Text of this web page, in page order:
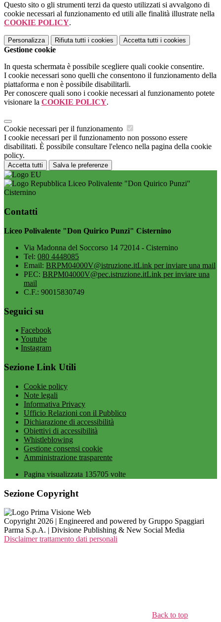
Questo sito o gli strumenti terzi da questo utilizzati si avvalgono di
cookie necessari al funzionamento ed utili alle finalità illustrate nella
COOKIE POLICY.
Personalizza Rifiuta tutti i cookies Accetta tutti i cookies
Gestione cookie
In questa schermata è possibile scegliere quali cookie consentire.
I cookie necessari sono quelli che consentono il funzionamento della
piattaforma e non è possibile disabilitarli.
Per conoscere quali sono i cookie necessari al funzionamento potete
visionare la COOKIE POLICY.
Cookie necessari per il funzionamento
I cookie necessari per il funzionamento non possono essere
disabilitati. È possibile consultare l'elenco nella pagina della cookie
policy.
Accetta tutti Salva le preferenze
Liceo Polivalente "Don Quirico Punzi"
Cisternino
Contatti
Liceo Polivalente "Don Quirico Punzi" Cisternino
Via Madonna del Soccorso 14 72014 - Cisternino
Tel: 080 4448085
Email: BRPM04000V@istruzione.itLink per inviare una mail
PEC: BRPM04000V@pec.istruzione.itLink per inviare una
mail
C.F.: 90015830749
Seguici su
Facebook
Youtube
Instagram
Sezione Link Utili
Cookie policy
Note legali
Informativa Privacy
Ufficio Relazioni con il Pubblico
Dichiarazione di accessibilità
Obiettivi di accessibilità
Whistleblowing
Gestione consensi cookie
Amministrazione trasparente
Pagina visualizzata 135705 volte
Sezione Copyright
Copyright 2026 | Engineered and powered by Gruppo Spaggiari
Parma S.p.A. | Divisione Publishing & New Social Media
Disclaimer trattamento dati personali
Back to top